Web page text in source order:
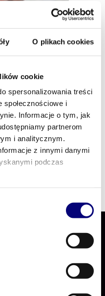
O plikach cookies
cookie
spersonalizowania treści
społecznościowe i
Informacje o tym, jak
partnerom
i analitycznym.
z innymi danymi
podczas